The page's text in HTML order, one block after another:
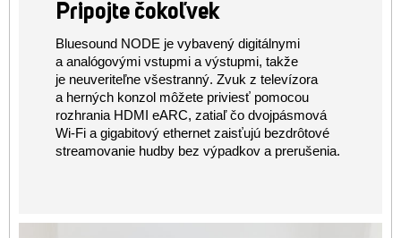
Pripojte čokoľvek
Bluesound NODE je vybavený digitálnymi
a analógovými vstupmi a výstupmi, takže
je neuveriteľne všestranný. Zvuk z televízora
a herných konzol môžete priviesť pomocou
rozhrania HDMI eARC, zatiaľ čo dvojpásmová
Wi-Fi a gigabitový ethernet zaisťujú bezdrôtové
streamovanie hudby bez výpadkov a prerušenia.